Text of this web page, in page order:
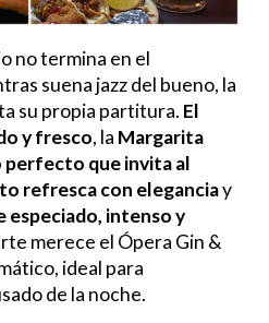
no termina en el
suena jazz del bueno, la
su propia partitura. El
y fresco, la Margarita
que invita al
refresca con eleganciay
especiado, intenso y
merece el Ópera Gin &
ideal para
de la noche.